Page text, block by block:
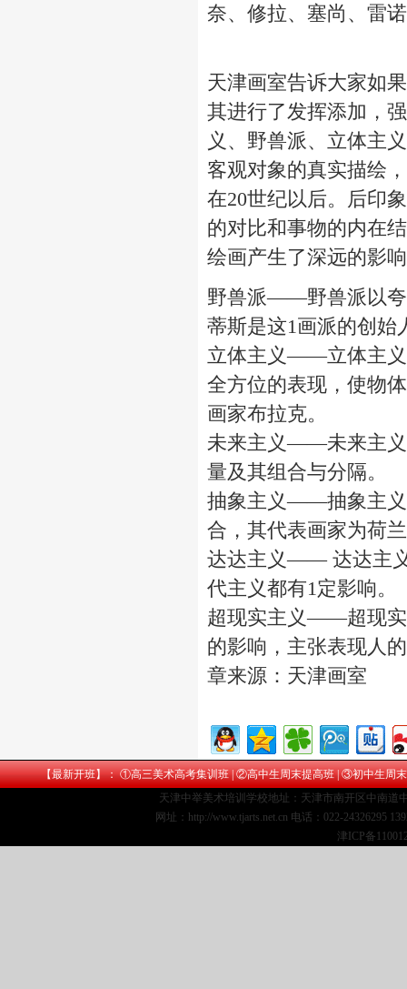
奈、修拉、塞尚、雷
天津画室告诉大家如
其进行了发挥添加，
义、野兽派、立体主
客观对象的真实描绘
在20世纪以后。后印
的对比和事物的内在
绘画产生了深远的影
野兽派——野兽派以夸
蒂斯是这1画派的创始
立体主义——立体主义
全方位的表现，使物
画家布拉克。
未来主义——未来主义
量及其组合与分隔。
抽象主义——抽象主义
合，其代表画家为荷
达达主义—— 达达主
代主义都有1定影响。
超现实主义——超现实
的影响，主张表现人
章来源： 天津画室
【最新开班】： ①高三美术高考集训班| ②高中生周末提高班| ③初中生周
天津中举美术培训学校地址：天津市南开区中南道
网址：http://www.tjarts.net.cn 电话：022-24326295
津ICP备